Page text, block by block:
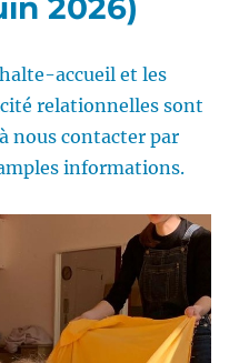
2026)
accueil et les
relationnelles sont
nous contacter par
informations.